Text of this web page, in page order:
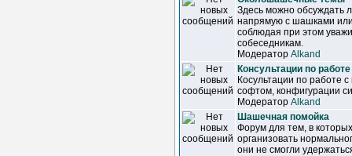
Здесь можно обсуждать
напрямую с шашками
соблюдая при этом
собеседникам.
Модератор Alkand
Консультации по
Косультации по работе
софтом, конфигурации
Модератор Alkand
Шашечная помойка
Форум для тем, в
организовать
они не смогли